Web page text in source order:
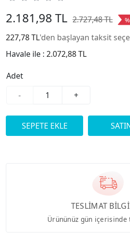
2.181,98 TL 2.727,48 TL
227,78 TL'den başlayan taksit
Havale ile : 2.072,88 TL
Adet
-
+
TESLİMAT
Ürününüz gün